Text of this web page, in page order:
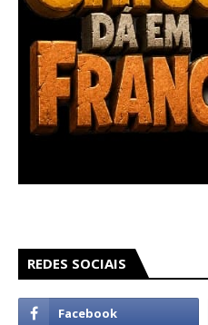
REDES SOCIAIS